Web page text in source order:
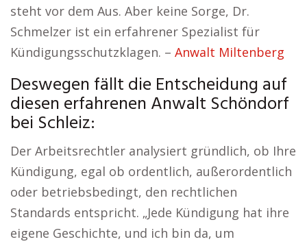
steht vor dem Aus. Aber keine Sorge, Dr.
Schmelzer ist ein erfahrener Spezialist für
Kündigungsschutzklagen. – Anwalt Miltenberg
Deswegen fällt die Entscheidung auf
diesen erfahrenen Anwalt Schöndorf
bei Schleiz:
Der Arbeitsrechtler analysiert gründlich, ob Ihre
Kündigung, egal ob ordentlich, außerordentlich
oder betriebsbedingt, den rechtlichen
Standards entspricht. „Jede Kündigung hat ihre
eigene Geschichte, und ich bin da, um